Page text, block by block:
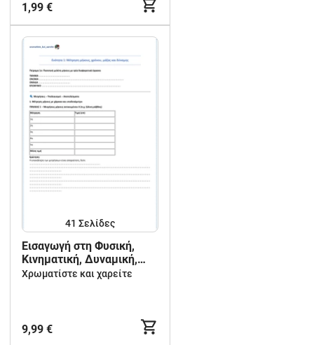
1,99 €
41 Σελίδες
Εισαγωγή στη Φυσική,
Κινηματική, Δυναμική,
Έργο, Ενέργεια και
Χρωματίστε και χαρείτε
9,99 €